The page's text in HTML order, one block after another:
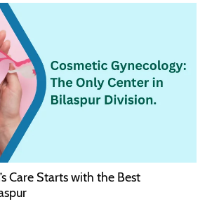
Care Starts with the Best